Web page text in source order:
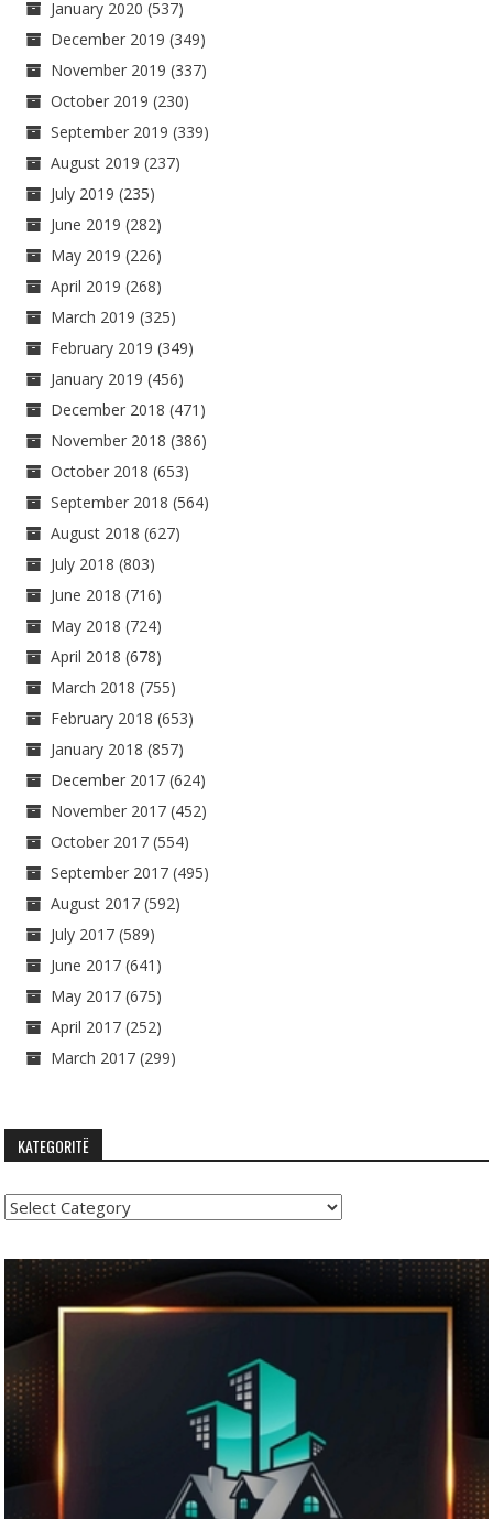
January 2020 (537)
December 2019 (349)
November 2019 (337)
October 2019 (230)
September 2019 (339)
August 2019 (237)
July 2019 (235)
June 2019 (282)
May 2019 (226)
April 2019 (268)
March 2019 (325)
February 2019 (349)
January 2019 (456)
December 2018 (471)
November 2018 (386)
October 2018 (653)
September 2018 (564)
August 2018 (627)
July 2018 (803)
June 2018 (716)
May 2018 (724)
April 2018 (678)
March 2018 (755)
February 2018 (653)
January 2018 (857)
December 2017 (624)
November 2017 (452)
October 2017 (554)
September 2017 (495)
August 2017 (592)
July 2017 (589)
June 2017 (641)
May 2017 (675)
April 2017 (252)
March 2017 (299)
KATEGORITË
Kategoritë